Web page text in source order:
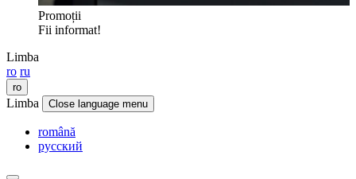
Promoții
Fii informat!
Limba
ro ru
ro
Limba Close language menu
română
русский